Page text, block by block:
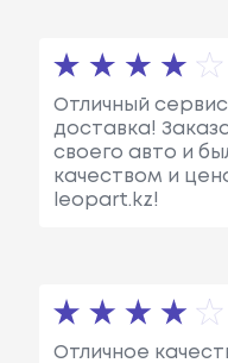
Отличный
доставка!
своего авто и
качеством и
leopart.kz!
Отличное